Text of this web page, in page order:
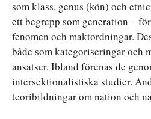
som klass, genus (kön) och
ett begrepp som generation –
fenomen och maktordningar.
både som kategoriseringar och
ansatser. Ibland förenas de
intersektionalistiska studier.
teoribildningar om nation och